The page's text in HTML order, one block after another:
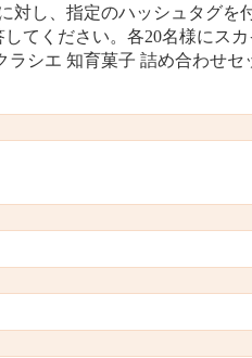
対し、指定のハッシュタグを
てください。各20名様にスカ
シエ 知育菓子 詰め合わせセ